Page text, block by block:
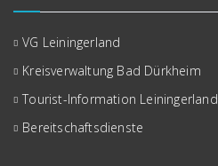
VG Leiningerland
Kreisverwaltung Bad Dürkheim
Tourist-Information Leiningerland
Bereitschaftsdienste